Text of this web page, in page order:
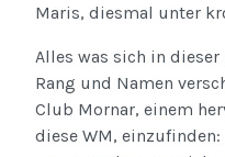
Maris, diesmal unter
Alles was sich in
Rang und Namen
Club Mornar, einem
diese WM,